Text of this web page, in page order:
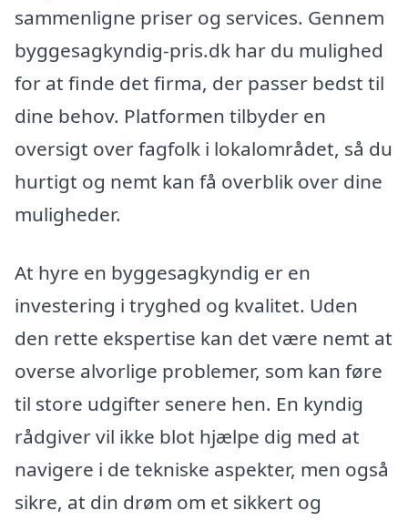
sammenligne priser og services. Gennem
byggesagkyndig-pris.dk har du mulighed
for at finde det firma, der passer bedst til
dine behov. Platformen tilbyder en
oversigt over fagfolk i lokalområdet, så du
hurtigt og nemt kan få overblik over dine
muligheder.
At hyre en byggesagkyndig er en
investering i tryghed og kvalitet. Uden
den rette ekspertise kan det være nemt at
overse alvorlige problemer, som kan føre
til store udgifter senere hen. En kyndig
rådgiver vil ikke blot hjælpe dig med at
navigere i de tekniske aspekter, men også
sikre, at din drøm om et sikkert og